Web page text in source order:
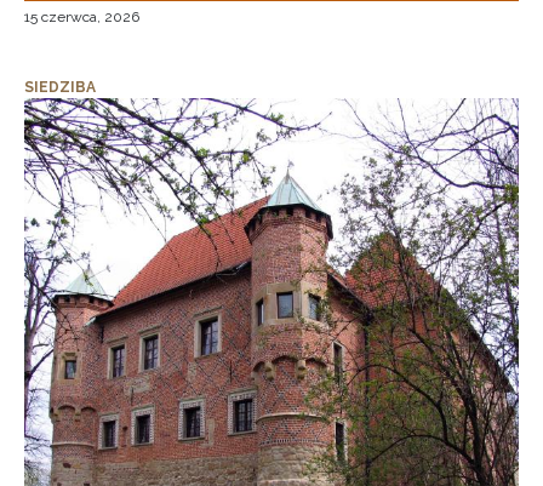
15 czerwca, 2026
SIEDZIBA